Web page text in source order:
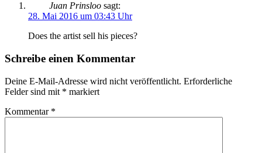
Juan Prinsloo sagt:
28. Mai 2016 um 03:43 Uhr
Does the artist sell his pieces?
Schreibe einen Kommentar
Deine E-Mail-Adresse wird nicht veröffentlicht. Erforderliche
Felder sind mit * markiert
Kommentar *